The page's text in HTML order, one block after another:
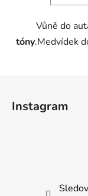
Vůně do
tóny.Medvídek
Instagram